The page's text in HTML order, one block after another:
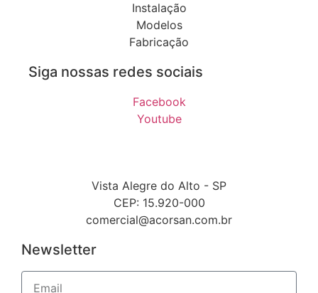
Instalação
Modelos
Fabricação
Siga nossas redes sociais
Facebook
Youtube
Vista Alegre do Alto - SP
CEP: 15.920-000
comercial@acorsan.com.br
Newsletter